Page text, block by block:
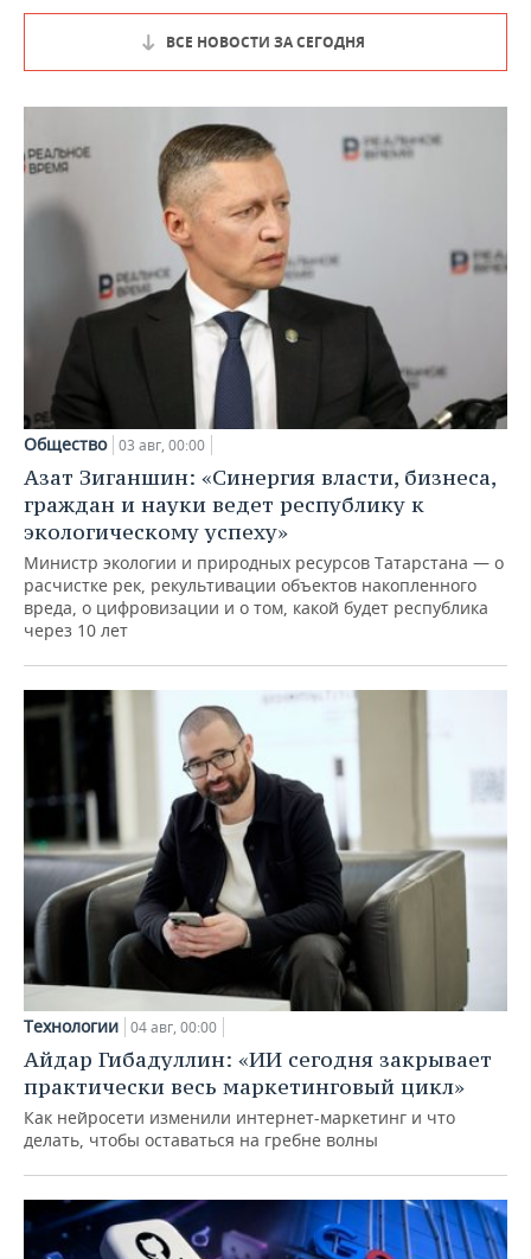
ВСЕ НОВОСТИ ЗА СЕГОДНЯ
Общество 03 авг, 00:00
Азат Зиганшин: «Синергия власти, бизнеса,
граждан и науки ведет республику к
экологическому успеху»
Министр экологии и природных ресурсов Татарстана — о
расчистке рек, рекультивации объектов накопленного
вреда, о цифровизации и о том, какой будет республика
через 10 лет
Технологии 04 авг, 00:00
Айдар Гибадуллин: «ИИ сегодня закрывает
практически весь маркетинговый цикл»
Как нейросети изменили интернет-маркетинг и что
делать, чтобы оставаться на гребне волны